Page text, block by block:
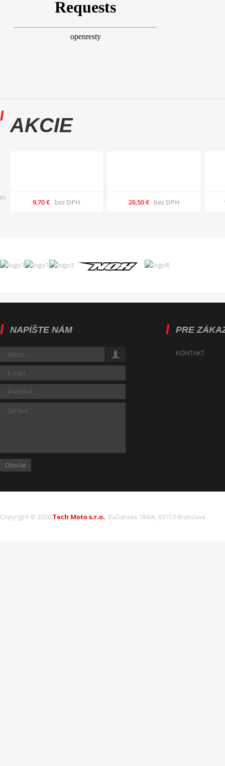
AKCIE
9,70 € bez DPH 26,50 € bez DPH
NAPÍŠTE NÁM PRE
KONTAKT
Copyright © 2020Tech Moto s.r.o., Račianska 184/A, 83153 Bratislava